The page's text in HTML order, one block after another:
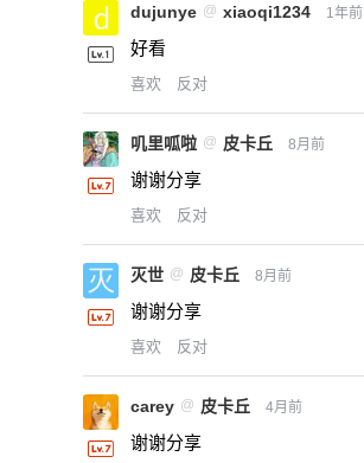
dujunye @ xiaoqi1234 1年前
好看
喜欢 反对
叽里呱啦 @ 皮卡丘 8月前
谢谢分享
喜欢 反对
灭世 @ 皮卡丘 8月前
谢谢分享
喜欢 反对
carey @ 皮卡丘 4月前
谢谢分享